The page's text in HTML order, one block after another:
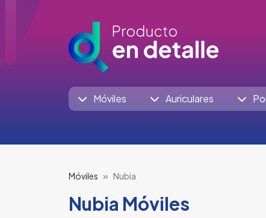
Móviles Auriculares
Móviles Nubia
Nubia Móviles